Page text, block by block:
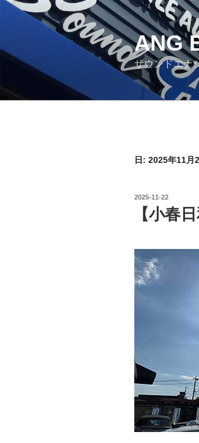
ン
ス
ANG
サウンドエナ
日: 2025年11月
投
2025-11-22
【小春